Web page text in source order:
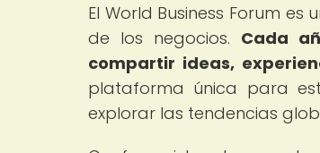
El World Business Forum
de los negocios. Cada
compartir ideas,
plataforma única para
explorar las tendencias